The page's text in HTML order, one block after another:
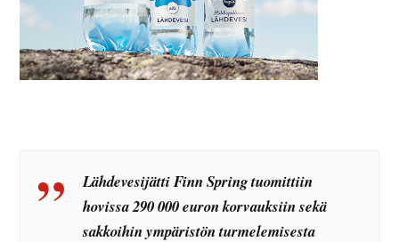
Lähdevesijätti Finn Spring tuomittiin
hovissa 290 000 euron korvauksiin sekä
sakkoihin ympäristön turmelemisesta